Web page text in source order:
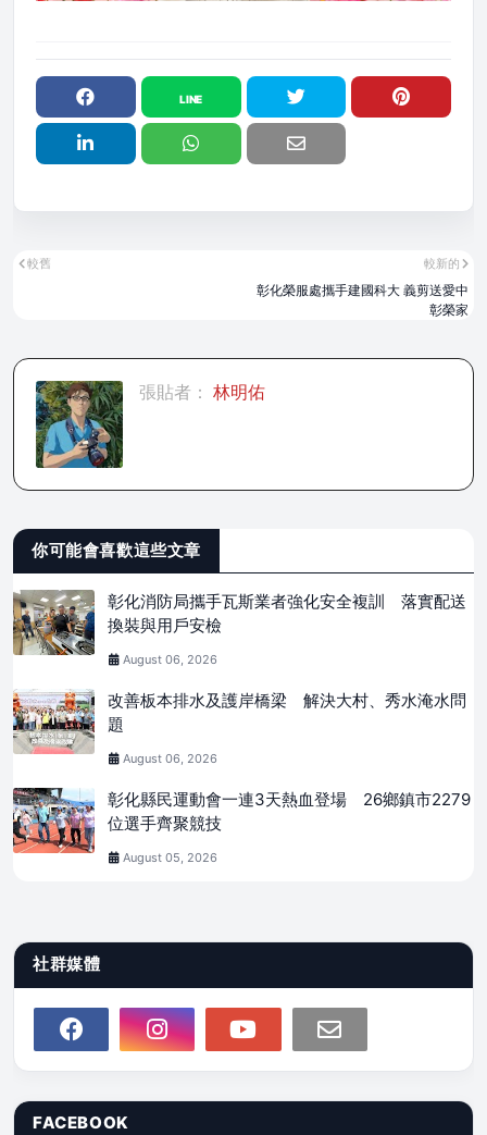
較新的
彰化榮服處攜手建國科大 義剪送愛中
彰榮家
較舊
張貼者： 林明佑
你可能會喜歡這些文章
彰化消防局攜手瓦斯業者強化安全複訓 落實配送
換裝與用戶安檢
August 06, 2026
改善板本排水及護岸橋梁 解決大村、秀水淹水問
題
August 06, 2026
彰化縣民運動會一連3天熱血登場 26鄉鎮市2279
位選手齊聚競技
August 05, 2026
社群媒體
FACEBOOK